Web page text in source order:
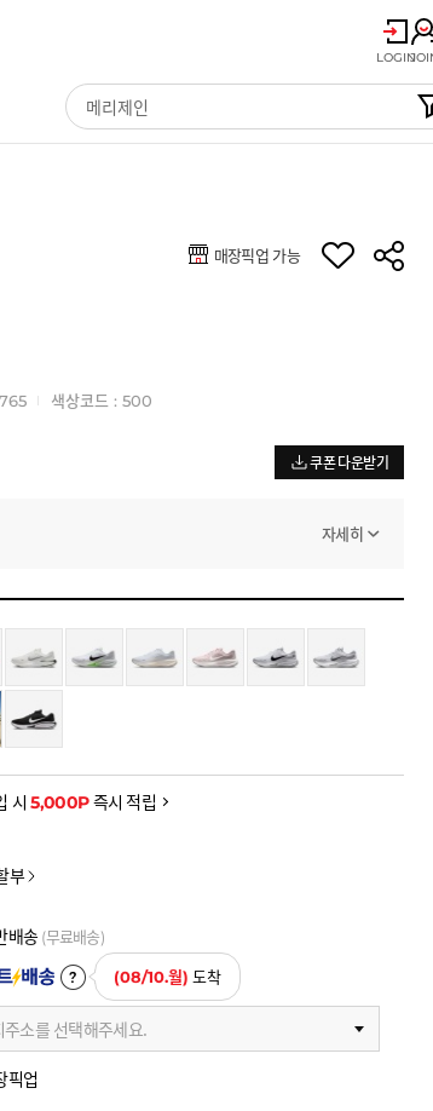
LOGIN
매장픽업 가능
색상코드 : 500
쿠폰 다운받기
자세히
금액과는 차이가 있을 수 있습니다.
시5,000P즉시 적립
부
배송 (무료배송)
(08/10.월) 도착
주소를 선택해주세요.
픽업